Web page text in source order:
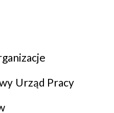
Urząd Pracy